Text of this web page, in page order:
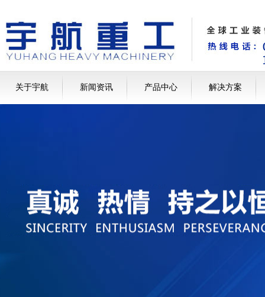
关于宇航 新闻资讯 产品中心 解决方案